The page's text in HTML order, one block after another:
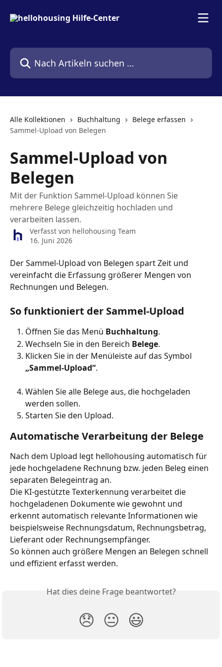
Nach Artikeln suchen …
Alle Kollektionen Buchhaltung
Belege erfassen
Sammel-Upload von Belegen
Sammel-Upload von
Belegen
Mit der Funktion Sammel-Upload können Sie
mehrere Belege gleichzeitig hochladen und
verarbeiten lassen.
Verfasst von hellohousing Team
16. Juni 2026
Der Sammel-Upload von Belegen spart Zeit und
vereinfacht die Erfassung größerer Mengen von
Rechnungen und Belegen.
So funktioniert der Sammel-Upload
Öffnen Sie das Menü Buchhaltung.
Wechseln Sie in den Bereich Belege.
Klicken Sie in der Menüleiste auf das Symbol
„Sammel-Upload“.
Wählen Sie alle Belege aus, die hochgeladen
werden sollen.
Starten Sie den Upload.
Automatische Verarbeitung der Belege
Nach dem Upload legt hellohousing automatisch für
jede hochgeladene Rechnung bzw. jeden Beleg einen
separaten Belegeintrag an.
Die KI-gestützte Texterkennung verarbeitet die
hochgeladenen Dokumente wie gewohnt und
erkennt automatisch relevante Informationen wie
beispielsweise Rechnungsdatum, Rechnungsbetrag,
Lieferant oder Rechnungsempfänger.
So können auch größere Mengen an Belegen schnell
und effizient erfasst werden.
Hat dies deine Frage beantwortet?
😞 😐 😃